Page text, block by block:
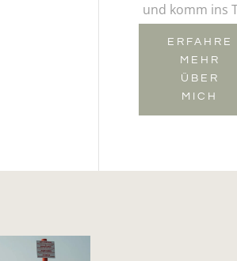
und komm ins
ERFAHRE
MEHR
ÜBER
MICH